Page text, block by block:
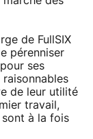
de FullSIX
pérenniser
ses
de leur utilité
travail,
à la fois